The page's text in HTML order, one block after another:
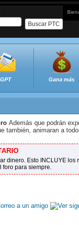
Buscar PTC
GPT Gana más
Además que podrán
también, animaran a
dinero. Esto INCLUYE los
foro para siempre.